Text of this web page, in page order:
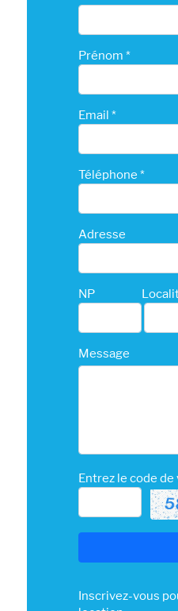
Prénom *
Email *
Téléphone *
Adresse
NP
Message
Entrez le code
Inscrivez-vous